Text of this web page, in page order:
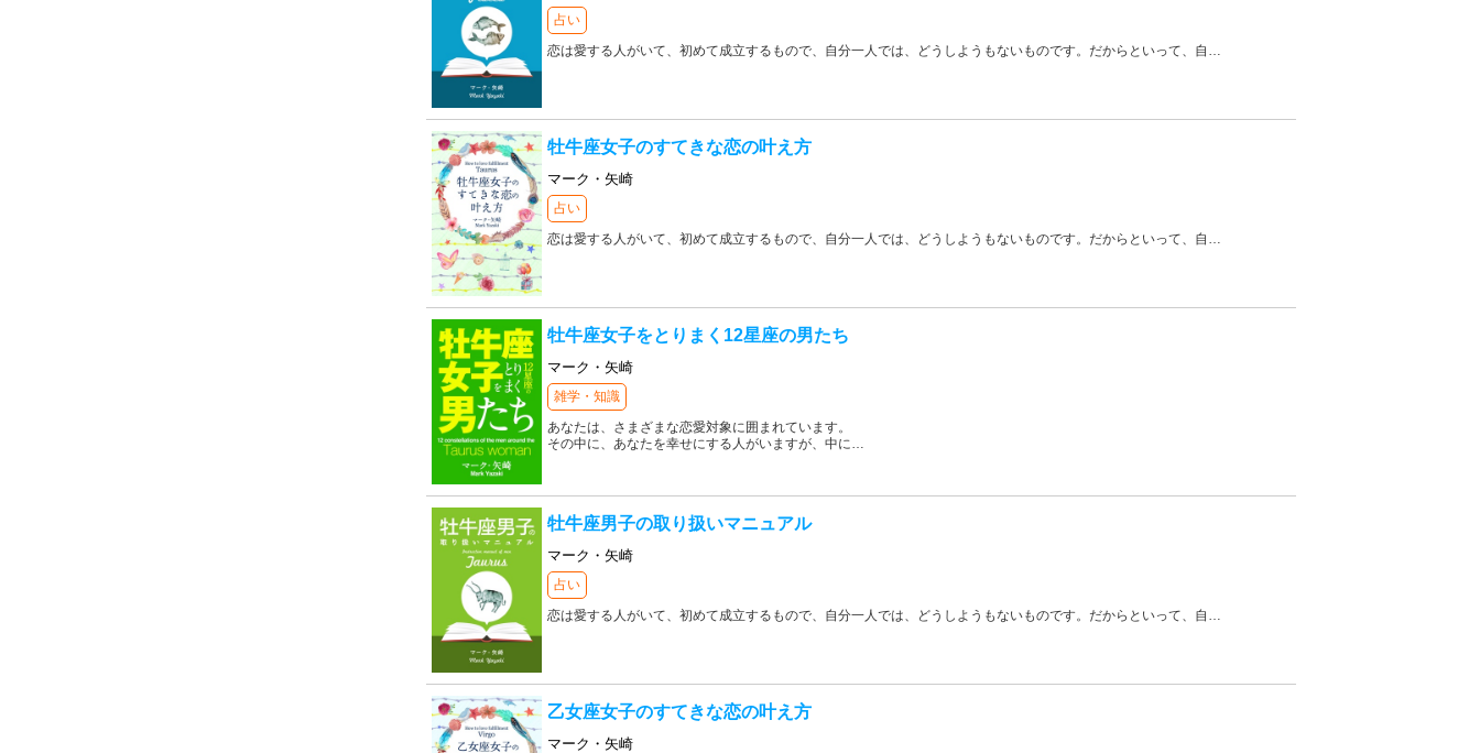
占い
恋は愛する人がいて、初めて成立するもので、自分一人では、どうしようもないものです。だからといって、自 …
牡牛座女子のすてきな恋の叶え方
マーク・矢崎
占い
恋は愛する人がいて、初めて成立するもので、自分一人では、どうしようもないものです。だからといって、自 …
牡牛座女子をとりまく12星座の男たち
マーク・矢崎
雑学・知識
あなたは、さまざまな恋愛対象に囲まれています。
その中に、あなたを幸せにする人がいますが、中に…
牡牛座男子の取り扱いマニュアル
マーク・矢崎
占い
恋は愛する人がいて、初めて成立するもので、自分一人では、どうしようもないものです。だからといって、自 …
乙女座女子のすてきな恋の叶え方
マーク・矢崎